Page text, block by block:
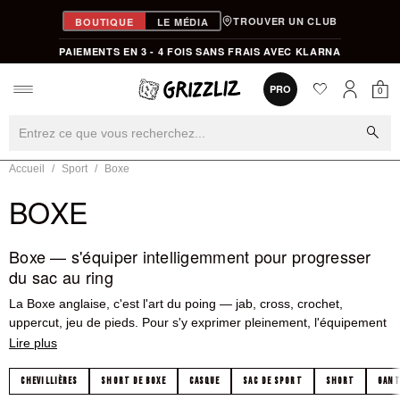
BOUTIQUE LE MÉDIA TROUVER UN CLUB
PAIEMENTS EN 3 - 4 FOIS SANS FRAIS AVEC KLARNA
PRO favorite0
0
search
Accueil Sport Boxe
BOXE
Boxe — s'équiper intelligemment pour progresser
du sac au ring
La Boxe anglaise, c'est l'art du poing — jab, cross, crochet,
uppercut, jeu de pieds. Pour s'y exprimer pleinement, l'équipement
doit être à la hauteur. Des
chaussuresadaptées au ring — voilà le kit de base. Chez Grizzliz,
CHEVILLIÈRES SHORT DE BOXE CASQUE SAC DE SPORT SHORT